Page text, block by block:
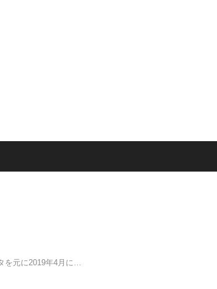
を元に2019年4月に…